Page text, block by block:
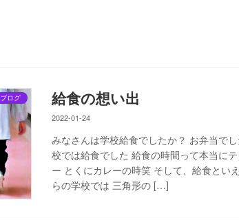
ブログ 給食の想い出
2022-01-24
みなさんは学校給食でしたか？ お弁当で
校では給食でした 給食の時間って本当に
ー とくにカレーの時笑 そして、給食とい
らの学校では 三角形の […]